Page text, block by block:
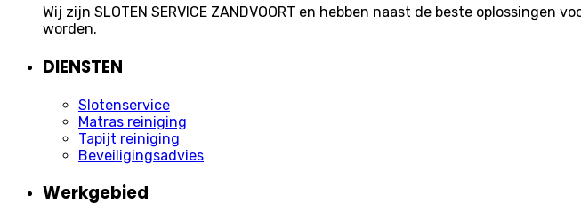
Wij zijn SLOTEN SERVICE ZANDVOORT en hebben naast de beste
worden.
DIENSTEN
Slotenservice
Matras reiniging
Tapijt reiniging
Beveiligingsadvies
Werkgebied